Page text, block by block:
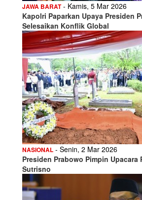
JAWA BARAT- Kamis, 5 Mar 2026
Kapolri Paparkan Upaya Presiden
Selesaikan Konflik Global
NASIONAL - Senin, 2 Mar 2026
Presiden Prabowo Pimpin Upacara
Sutrisno